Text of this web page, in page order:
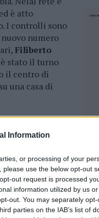
Information
or processing of your
use the below opt-out
out request is processed
information utilized by us
out. You may separately
parties on the IAB’s list of
è atto
I controlli sono
numero
Filiberto
stato il turno
il centro di
una casa di
dimora
numerosi
intemperanze
risultati essere
irregolari con